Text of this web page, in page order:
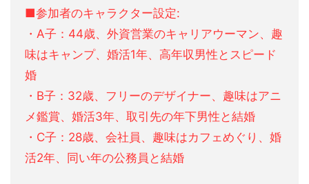
■参加者のキャラクター設定:
・A子：44歳、外資営業のキャリアウーマン、趣
味はキャンプ、婚活1年、高年収男性とスピード
婚
・B子：32歳、フリーのデザイナー、趣味はアニ
メ鑑賞、婚活3年、取引先の年下男性と結婚
・C子：28歳、会社員、趣味はカフェめぐり、婚
活2年、同い年の公務員と結婚